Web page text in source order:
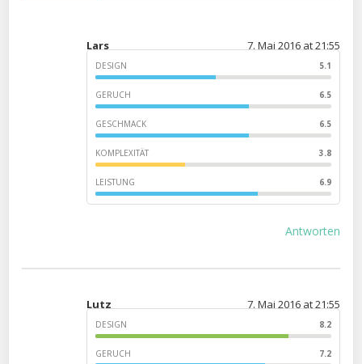
Lars 7. Mai 2016 at 21:55
DESIGN 5.1
GERUCH 6.5
GESCHMACK 6.5
KOMPLEXITÄT 3.8
LEISTUNG 6.9
Antworten
Lutz 7. Mai 2016 at 21:55
DESIGN 8.2
GERUCH 7.2